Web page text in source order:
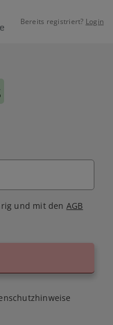
Bereits registriert? Login
und mit den AGB